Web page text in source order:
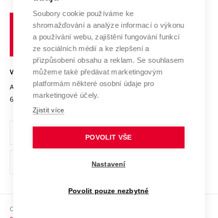
Výzkumné infrastruktury
Transfer znalostí
Open Science
Projekty
Projekty ze strukturálních fondů
Specifický výzkum
Spolupráce se školami
Služby univerzity
Mezinárodní dohody
Univerzitní sítě
Profil univerzity
Udržitelná univerzita
Podnikavá univerzita / ContriBUTe
Bezpečná univerzita
Vyznamenání
Organizační struktura
Ochrana osobních údajů
odkaz)
Sociální bezpečí
učení
technické
VYSOKÉ UČENÍ TECHNICKÉ V BRNĚ
Antonínská 548/1
602 00 Brno
www.vut.cz
vut@vutbr.cz
Copyright © 2026 VUT
Soubory cookie používáme ke
shromažďování a analýze informací o výkonu
a používání webu, zajištění fungování funkcí
ze sociálních médií a ke zlepšení a
přizpůsobení obsahu a reklam. Se souhlasem
můžeme také předávat marketingovým
platformám některé osobní údaje pro
marketingové účely.
Zjistit více
POVOLIT VŠE
Nastavení
Povolit pouze nezbytné